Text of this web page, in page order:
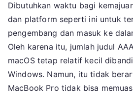
Dibutuhkan waktu bagi
dan platform seperti ini untuk
pengembang dan masuk ke
Oleh karena itu, jumlah judul
macOS tetap relatif kecil
Windows. Namun, itu tidak
MacBook Pro tidak bisa